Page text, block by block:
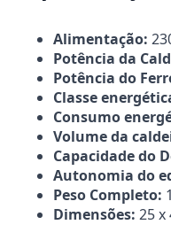
Alimentação:
Potência da
Potência do
Classe
Consumo
Volume da
Capacidade do
Autonomia do
Peso Completo:
Dimensões: 25 x